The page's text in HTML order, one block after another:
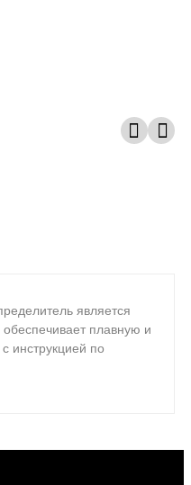
является
обеспечивает плавную и
инструкцией по